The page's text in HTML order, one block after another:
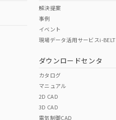
解決提案
事例
イベント
現場データ活用サービスi-BELT
ダウンロードセンタ
カタログ
マニュアル
2D CAD
3D CAD
電気制御CAD